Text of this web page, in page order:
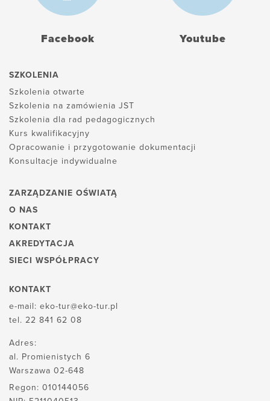
Facebook Youtube
SZKOLENIA
Szkolenia otwarte
Szkolenia na zamówienia JST
Szkolenia dla rad pedagogicznych
Kurs kwalifikacyjny
Opracowanie i przygotowanie dokumentacji
Konsultacje indywidualne
ZARZĄDZANIE OŚWIATĄ
O NAS
KONTAKT
AKREDYTACJA
SIECI WSPÓŁPRACY
KONTAKT
e-mail: eko-tur@eko-tur.pl
tel. 22 841 62 08
Adres:
al. Promienistych 6
Warszawa 02-648
Regon: 010144056